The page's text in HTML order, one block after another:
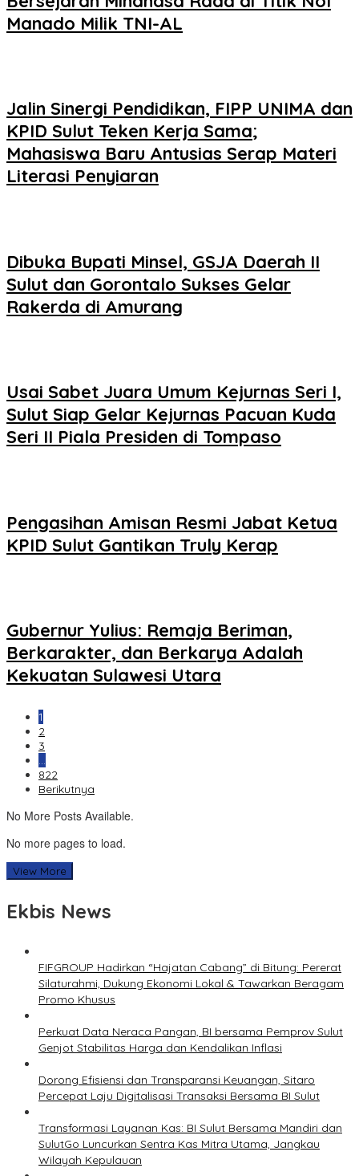
Manado Milik TNI-AL
Jalin Sinergi Pendidikan, FIPP UNIMA dan
KPID Sulut Teken Kerja Sama;
Mahasiswa Baru Antusias Serap Materi
Literasi Penyiaran
Dibuka Bupati Minsel, GSJA Daerah II
Sulut dan Gorontalo Sukses Gelar
Rakerda di Amurang
Usai Sabet Juara Umum Kejurnas Seri I,
Sulut Siap Gelar Kejurnas Pacuan Kuda
Seri II Piala Presiden di Tompaso
Pengasihan Amisan Resmi Jabat Ketua
KPID Sulut Gantikan Truly Kerap
Gubernur Yulius: Remaja Beriman,
Berkarakter, dan Berkarya Adalah
Kekuatan Sulawesi Utara
1
2
3
…
822
Berikutnya
No More Posts Available.
No more pages to load.
View More
Ekbis News
FIFGROUP Hadirkan “Hajatan Cabang” di Bitung: Pererat
Silaturahmi, Dukung Ekonomi Lokal & Tawarkan Beragam
Promo Khusus
Perkuat Data Neraca Pangan, BI bersama Pemprov Sulut
Genjot Stabilitas Harga dan Kendalikan Inflasi
Dorong Efisiensi dan Transparansi Keuangan, Sitaro
Percepat Laju Digitalisasi Transaksi Bersama BI Sulut
Transformasi Layanan Kas: BI Sulut Bersama Mandiri dan
SulutGo Luncurkan Sentra Kas Mitra Utama, Jangkau
Wilayah Kepulauan